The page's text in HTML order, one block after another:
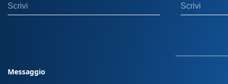
approfitta della nostra consulenza a distanza via
Torino (TO), Via Passo Buole 170/10 10135 •
caso di permuta, i costi di gestione dell'usato non
Messaggio